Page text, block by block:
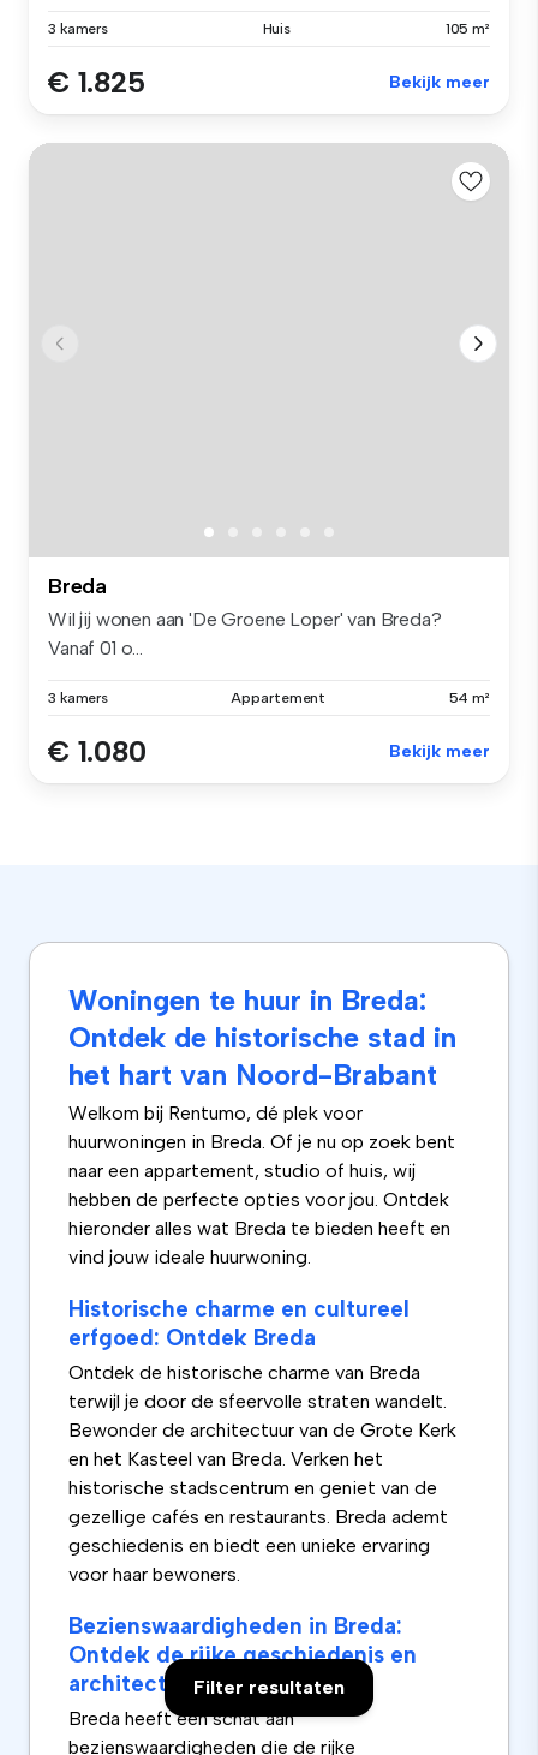
Filter resultaten
3 kamers Huis 105 m²
€ 1.825 Bekijk meer
Breda
Wil jij wonen aan 'De Groene Loper' van Breda?
Vanaf 01 o...
3 kamers Appartement 54 m²
€ 1.080 Bekijk meer
Woningen te huur in Breda:
Ontdek de historische stad in
het hart van Noord-Brabant
Welkom bij Rentumo, dé plek voor
huurwoningen in Breda. Of je nu op zoek bent
naar een appartement, studio of huis, wij
hebben de perfecte opties voor jou. Ontdek
hieronder alles wat Breda te bieden heeft en
vind jouw ideale huurwoning.
Historische charme en cultureel
erfgoed: Ontdek Breda
Ontdek de historische charme van Breda
terwijl je door de sfeervolle straten wandelt.
Bewonder de architectuur van de Grote Kerk
en het Kasteel van Breda. Verken het
historische stadscentrum en geniet van de
gezellige cafés en restaurants. Breda ademt
geschiedenis en biedt een unieke ervaring
voor haar bewoners.
Bezienswaardigheden in Breda:
Ontdek de rijke geschiedenis en
architectuur
Breda heeft een schat aan
bezienswaardigheden die de rijke